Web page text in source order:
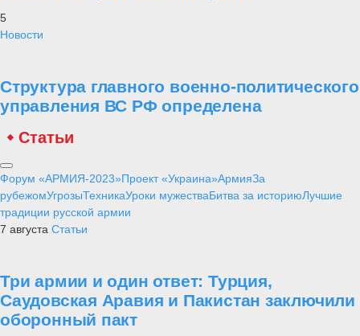
5
Новости
Структура главного военно-политического
управления ВС РФ определена
Статьи
Форум «АРМИЯ-2023»Проект «Украина»АрмияЗа
рубежомУгрозыТехникаУроки мужестваБитва за историюЛучшие
традиции русской армии
7 августа Статьи
Три армии и один ответ: Турция,
Саудовская Аравия и Пакистан заключили
оборонный пакт